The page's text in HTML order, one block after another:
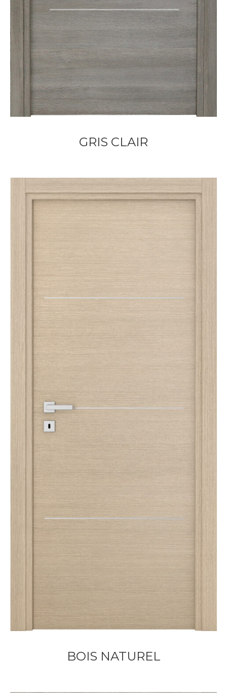
GRIS CLAIR
BOIS NATUREL